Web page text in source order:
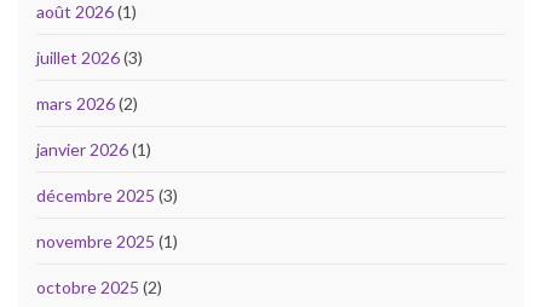
août 2026(1)
juillet 2026(3)
mars 2026(2)
janvier 2026(1)
décembre 2025 (3)
novembre 2025 (1)
octobre 2025 (2)